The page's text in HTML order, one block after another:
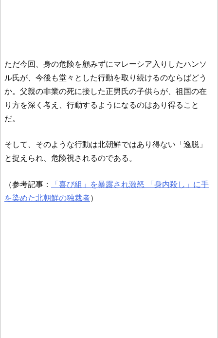
ただ今回、身の危険を顧みずにマレーシア入りしたハンソ
ル氏が、今後も堂々とした行動を取り続けるのならばどう
か。父親の非業の死に接した正男氏の子供らが、祖国の在
り方を深く考え、行動するようになるのはあり得ること
だ。
そして、そのような行動は北朝鮮ではあり得ない「逸脱」
と捉えられ、危険視されるのである。
（参考記事：
「喜び組」を暴露され激怒 「身内殺し」に手
を染めた北朝鮮の独裁者）